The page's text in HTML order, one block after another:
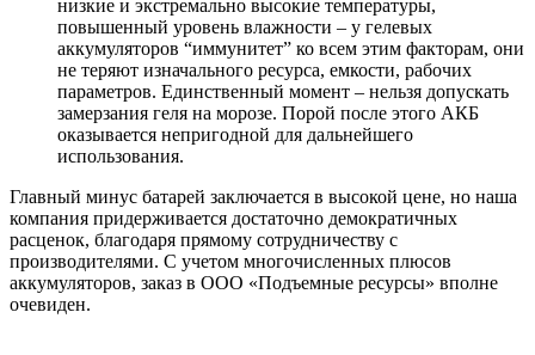
низкие и экстремально высокие температуры,
повышенный уровень влажности – у гелевых
аккумуляторов “иммунитет” ко всем этим факторам, они
не теряют изначального ресурса, емкости, рабочих
параметров. Единственный момент – нельзя допускать
замерзания геля на морозе. Порой после этого АКБ
оказывается непригодной для дальнейшего
использования.
Главный минус батарей заключается в высокой цене, но наша
компания придерживается достаточно демократичных
расценок, благодаря прямому сотрудничеству с
производителями. С учетом многочисленных плюсов
аккумуляторов, заказ в ООО «Подъемные ресурсы» вполне
очевиден.